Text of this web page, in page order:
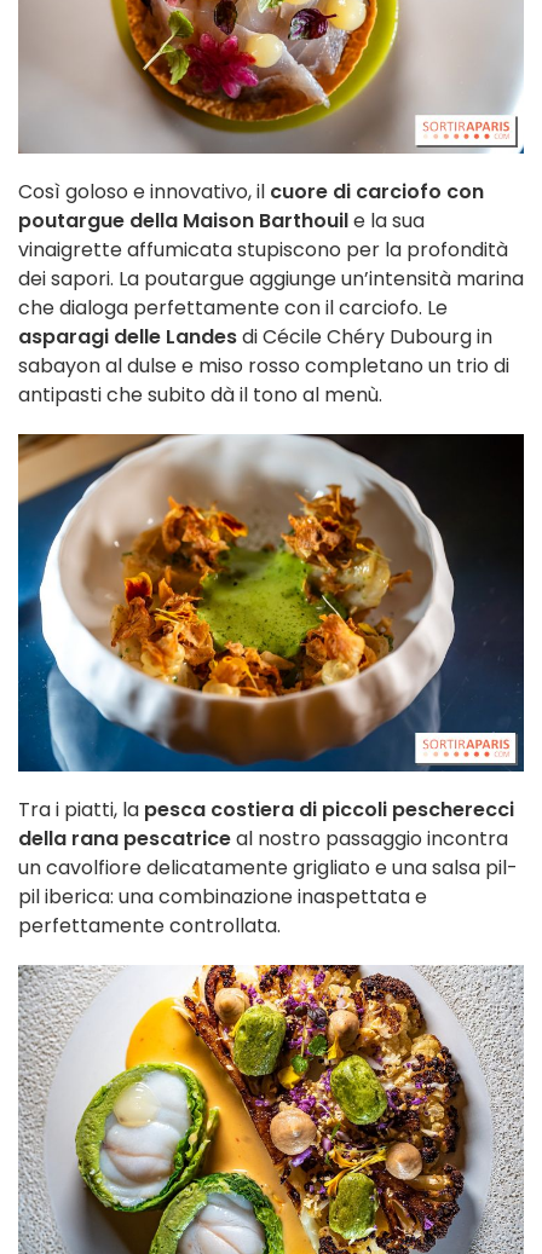
Così goloso e innovativo, il cuore di carciofo con
poutargue della Maison Barthouile la sua
vinaigrette affumicata stupiscono per la profondità
dei sapori. La poutargue aggiunge un’intensità marina
che dialoga perfettamente con il carciofo. Le
asparagi delle Landesdi Cécile Chéry Dubourg in
sabayon al dulse e miso rosso completano un trio di
antipasti che subito dà il tono al menù.
Tra i piatti, la pesca costiera di piccoli pescherecci
della rana pescatriceal nostro passaggio incontra
un cavolfiore delicatamente grigliato e una salsa pil-
pil iberica: una combinazione inaspettata e
perfettamente controllata.